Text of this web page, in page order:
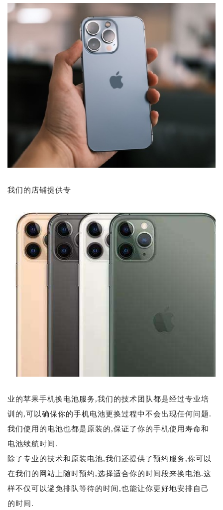
我们的店铺提供专
业的苹果手机换电池服务,我们的技术团队都是经过专业培
训的,可以确保你的手机电池更换过程中不会出现任何问题.
我们使用的电池也都是原装的,保证了你的手机使用寿命和
电池续航时间.
除了专业的技术和原装电池,我们还提供了预约服务,你可以
在我们的网站上随时预约,选择适合你的时间段来换电池.这
样不仅可以避免排队等待的时间,也能让你更好地安排自己
的时间.